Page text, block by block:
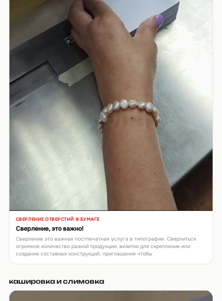
▶
СВЕРЛЕНИЕ ОТВЕРСТИЙ В БУМАГЕ
Сверление, это важно!
Сверление это важная постпечатная услуга в типографии. Сверлиться
огромное количество разной продукции, визитки для скрепление или
создание составных конструкций, приглашения чтобы
кашировка и слимовка